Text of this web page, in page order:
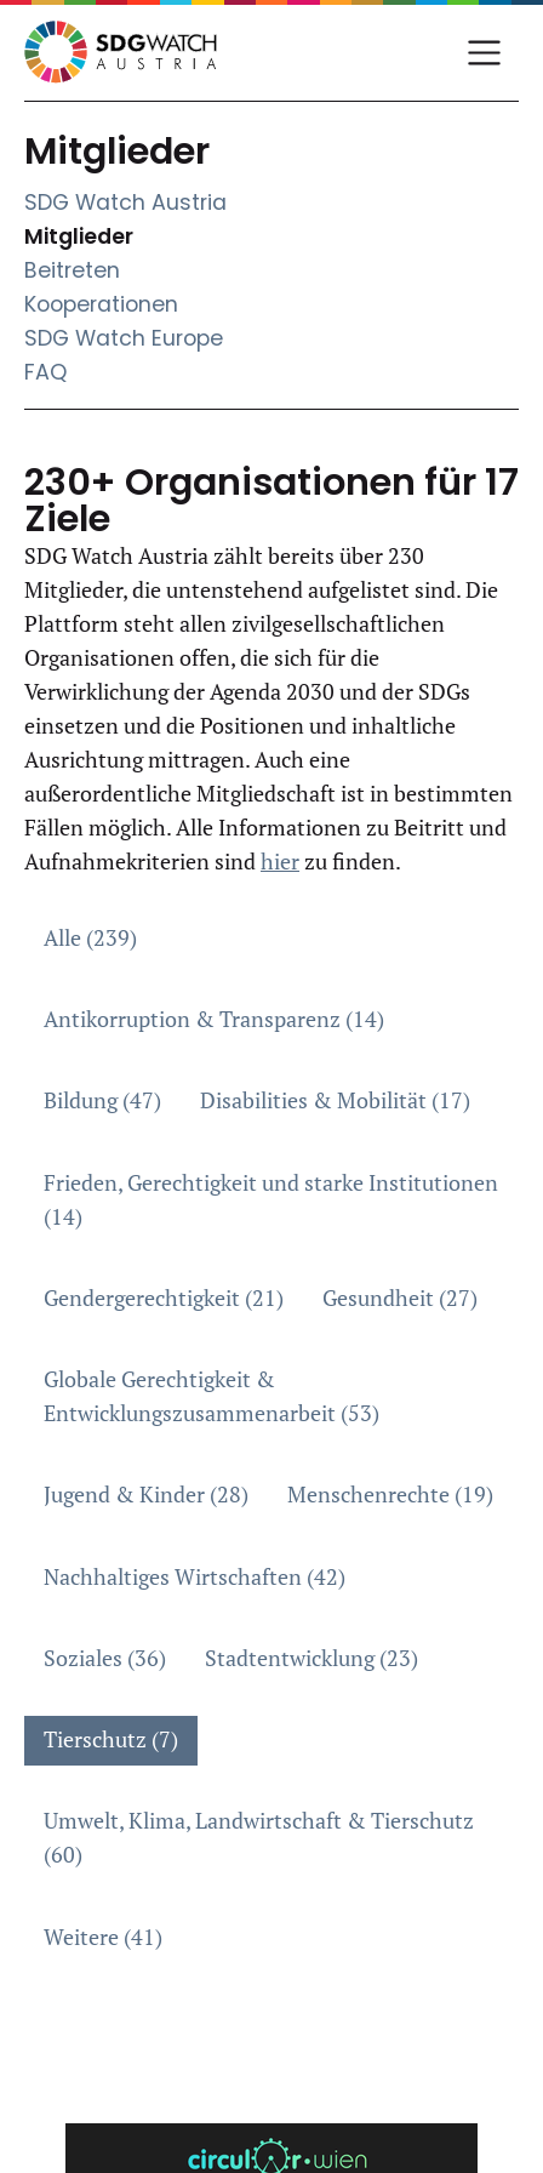
Mitglieder
SDG Watch Austria
Mitglieder(current)
Beitreten
Kooperationen
SDG Watch Europe
FAQ
230+ Organisationen für 17
Ziele
SDG Watch Austria zählt bereits über 230
Mitglieder, die untenstehend aufgelistet sind. Die
Plattform steht allen zivilgesellschaftlichen
Organisationen offen, die sich für die
Verwirklichung der Agenda 2030 und der SDGs
einsetzen und die Positionen und inhaltliche
Ausrichtung mittragen. Auch eine
außerordentliche Mitgliedschaft ist in bestimmten
Fällen möglich. Alle Informationen zu Beitritt und
Aufnahmekriterien sindhierzu finden.
Alle (239)
Antikorruption & Transparenz (14)
Bildung (47) Disabilities & Mobilität (17)
Frieden, Gerechtigkeit und starke Institutionen
(14)
Gendergerechtigkeit (21) Gesundheit (27)
Globale Gerechtigkeit &
Entwicklungszusammenarbeit (53)
Jugend & Kinder (28) Menschenrechte (19)
Nachhaltiges Wirtschaften (42)
Soziales (36) Stadtentwicklung (23)
Tierschutz (7)
Umwelt, Klima, Landwirtschaft & Tierschutz
(60)
Weitere (41)